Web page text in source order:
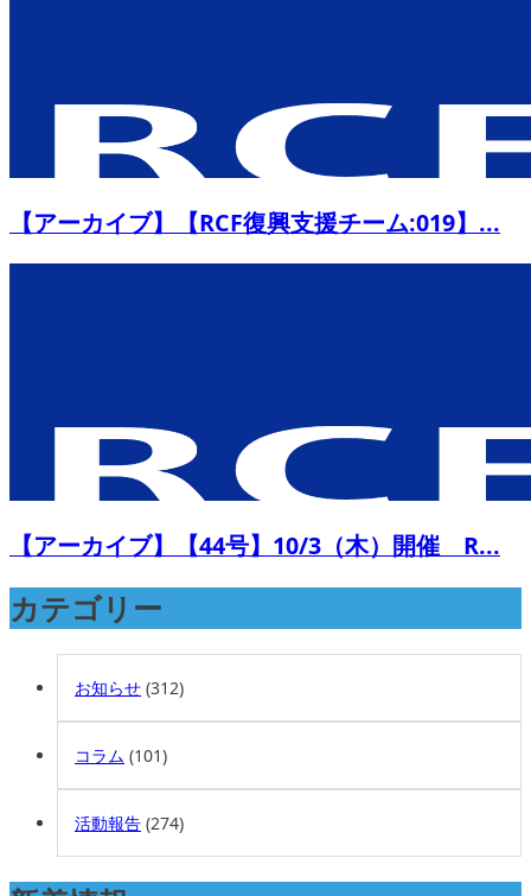
【アーカイブ】【RCF復興支援チーム:019】...
【アーカイブ】【44号】10/3（木）開催 R...
カテゴリー
お知らせ (312)
コラム (101)
活動報告 (274)